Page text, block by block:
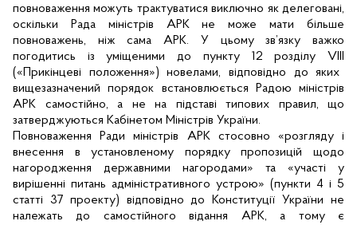
повноваження можуть трактуватися виключно як делеговані,
оскільки Рада міністрів АРК не може мати більше
повноважень, ніж сама АРК. У цьому зв’язку важко
погодитись із уміщеними до пункту 12 розділу VIII
(«Прикінцеві положення») новелами, відповідно до яких
вищезазначений порядок встановлюється Радою міністрів
АРК самостійно, а не на підставі типових правил, що
затверджуються Кабінетом Міністрів України.
Повноваження Ради міністрів АРК стосовно «розгляду і
внесення в установленому порядку пропозицій щодо
нагородження державними нагородами» та «участі у
вирішенні питань адміністративного устрою» (пункти 4 і 5
статті 37 проекту) відповідно до Конституції України не
належать до самостійного відання АРК, а тому є